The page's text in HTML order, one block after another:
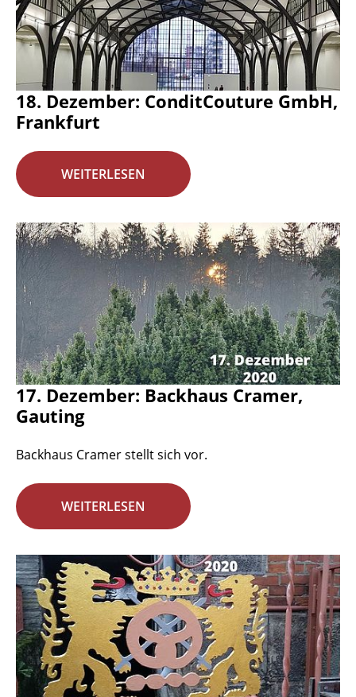
18. Dezember: ConditCouture GmbH,
Frankfurt
WEITERLESEN
17. Dezember: Backhaus Cramer,
Gauting
Backhaus Cramer stellt sich vor.
WEITERLESEN